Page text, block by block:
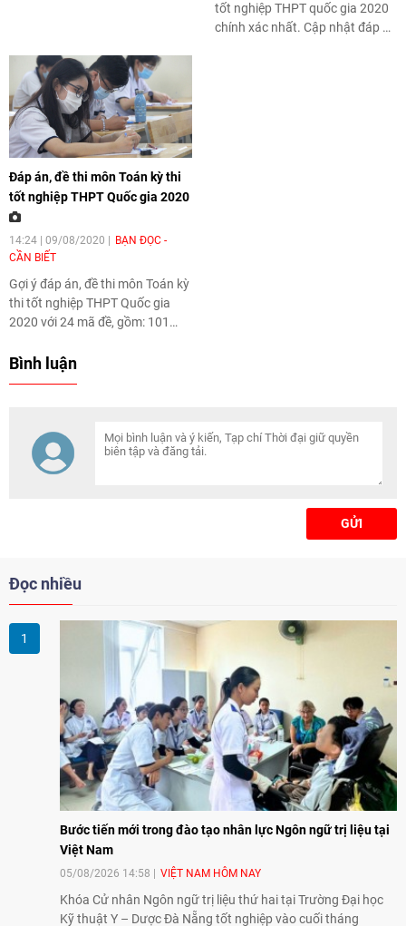
tốt nghiệp THPT quốc gia 2020
chính xác nhất. Cập nhật đáp án
Đáp án, đề thi môn Toán kỳ thi
tốt nghiệp THPT Quốc gia 2020
14:24 | 09/08/2020
BẠN ĐỌC -
CẦN BIẾT
Gợi ý đáp án, đề thi môn Toán kỳ
thi tốt nghiệp THPT Quốc gia
2020 với 24 mã đề, gồm: 101
109 110 111 112 113 114 115
Bình luận
GỬI
Đọc nhiều
Bước tiến mới trong đào tạo nhân lực Ngôn ngữ trị liệu tại
Việt Nam
05/08/2026 14:58 VIỆT NAM HÔM NAY
Khóa Cử nhân Ngôn ngữ trị liệu thứ hai tại Trường Đại học
Kỹ thuật Y – Dược Đà Nẵng tốt nghiệp vào cuối tháng